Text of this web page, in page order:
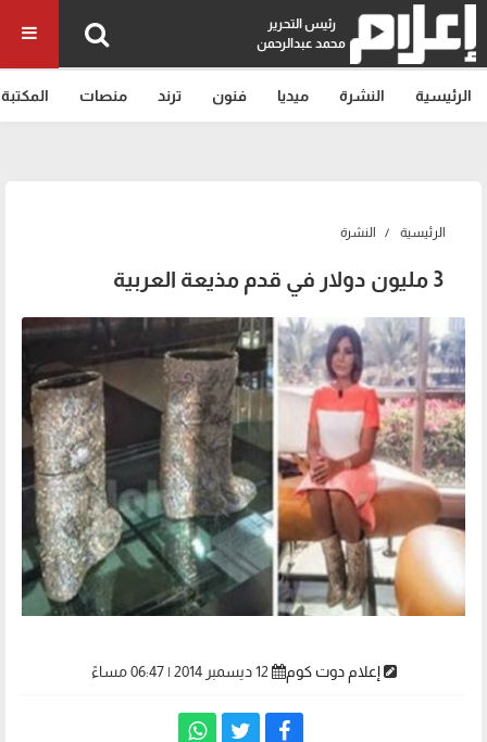
رئيس التحرير
محمد عبدالرحمن
الرئيسية النشرة ميديا فنون ترند منصات المكتبة
الرئيسية النشرة
3 مليون دولار في قدم مذيعة العربية
إعلام دوت كوم